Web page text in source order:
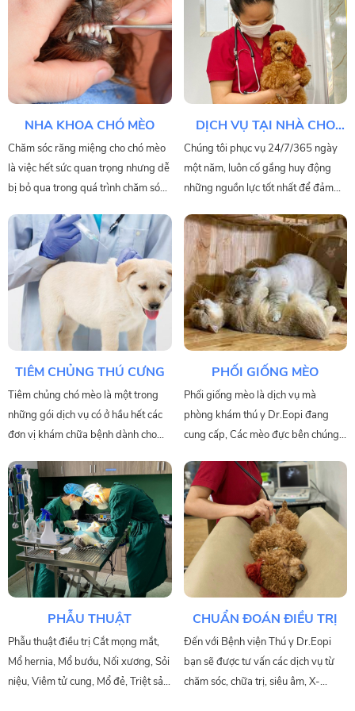
những chuyên gia phối giống có tay
nghề cao.
NHA KHOA CHÓ MÈO
Chăm sóc răng miệng cho chó mèo
là việc hết sức quan trọng nhưng dễ
bị bỏ qua trong quá trình chăm sóc
sức khỏe răng miệng cho thú cưng
sẽ dẫn đến nhiều hệ lụy, ảnh hưởng
trực tiếp đến sức khỏe thú cưng, và
đến các bộ phận bên trong cơ thể
nghiêm trọng.
DỊCH VỤ TẠI NHÀ CHO
PET
Chúng tôi phục vụ 24/7/365 ngày
một năm, luôn cố gắng huy động
những nguồn lực tốt nhất để đảm
tích cực.
TIÊM CHỦNG THÚ CƯNG
Tiêm chủng chó mèo là một trong
những gói dịch vụ có ở hầu hết các
đơn vị khám chữa bệnh dành cho
ngừa các loại bệnh cho thú cưng
hiệu quả, bởi phòng bệnh hơn chữa
bệnh. Tham khảo phòng khám thú y
tiêm chủng cho chó mèo Dr.Eopi để
biết thêm nhiều thông tin hơn nữa
về dịch vụ hữu ích này nhé!
PHỐI GIỐNG MÈO
Phối giống mèo là dịch vụ mà
phòng khám thú y Dr.Eopi đang
cung cấp, Các mèo đực bên chúng
đã có rất nhiều sản phẩm, khi quý vị
gửi mèo tới phối giống bên chúng
tôi, sẽ được hưởng dịch vụ bao đậu,
nếu không đậu thai trong lần phối
đầu tiên , vào kỳ lên giống sau
chúng tôi sẽ phối bao đậu lại 1 lần
nữa chó mèo cái của quý khách.
PHẪU THUẬT
Phẫu thuật điều trị Cắt mọng mắt,
Mổ hernia, Mổ bướu, Nối xương, Sỏi
niệu, Viêm tử cung, Mổ đẻ, Triệt sản
CHUẨN ĐOÁN ĐIỀU TRỊ
Đến với Bệnh viện Thú y Dr.Eopi
bạn sẽ được tư vấn các dịch vụ từ
chăm sóc, chữa trị, siêu âm, X-